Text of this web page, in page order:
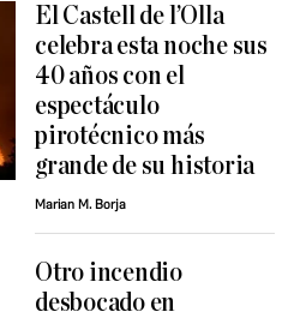
El Castell de l’Olla
celebra esta noche sus
40 años con el
espectáculo
pirotécnico más
grande de su historia
Marian M. Borja
Otro incendio
desbocado en